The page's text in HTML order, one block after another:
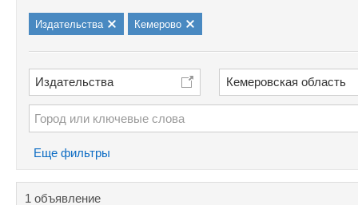
Издательства Кемерово
Издательства Кемеровская область
Еще фильтры
1 объявление